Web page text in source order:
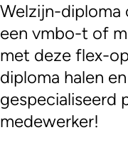
Welzijn-diploma
een vmbo-t of
met deze flex-
diploma halen
gespecialiseerd
medewerker!